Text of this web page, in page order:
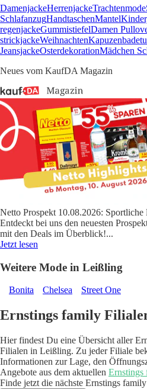
DamenjackeHerrenjackeTrachtenmode
SchlafanzugHandtaschenMantel
regenjackeGummistiefelDamen
strickjackeWeihnachten
JeansjackeOsterdekorationMädchen
Neues vom KaufDA Magazin
Netto Prospekt 10.08.2026: Sportliche
Entdeckt bei uns den neuesten
mit den Deals im Überblick!...
Jetzt lesen
Weitere Mode in Leißling
Bonita Chelsea Street One
Ernstings family
Hier findest Du eine Übersicht aller
Filialen in Leißling. Zu jeder Filiale
Informationen zur Lage, den
Angebote aus dem aktuellen Ernstings
Finde jetzt die nächste Ernstings